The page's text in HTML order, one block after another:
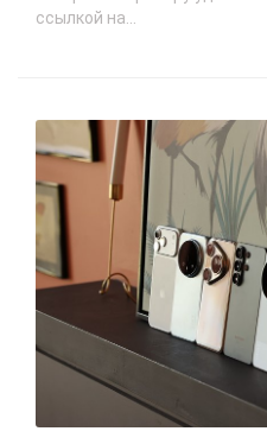
ссылкой на...